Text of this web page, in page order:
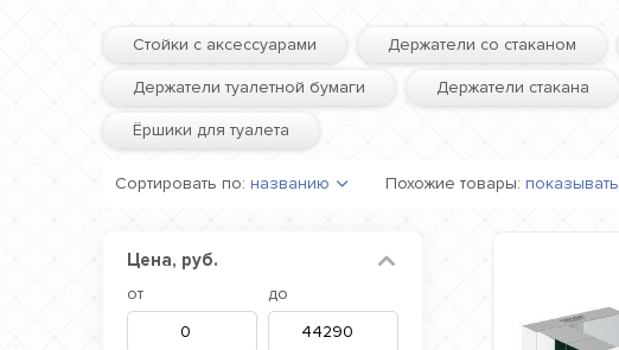
Стойки с аксессуарами Держатели со стаканом
Держатели туалетной бумаги Держатели стакана
Ёршики для туалета
Сортировать по: названию Похожие товары:
Цена, руб.
от до